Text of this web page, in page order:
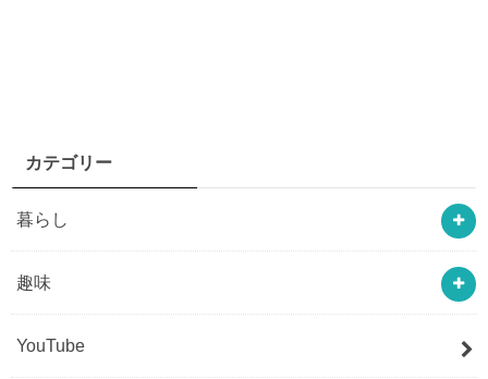
カテゴリー
暮らし
趣味
YouTube